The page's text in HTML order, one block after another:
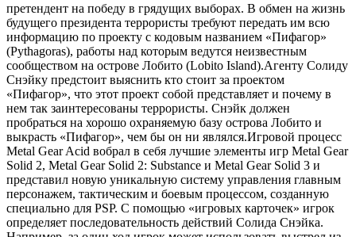
претендент на победу в грядущих выборах. В обмен на жизнь
будущего президента террористы требуют передать им всю
информацию по проекту с кодовым названием «Пифагор»
(Pythagoras), работы над которым ведутся неизвестным
сообществом на острове Лобито (Lobito Island).Агенту Солиду
Снэйку предстоит выяснить кто стоит за проектом
«Пифагор», что этот проект собой представляет и почему в
нем так заинтересованы террористы. Снэйк должен
пробраться на хорошо охраняемую базу острова Лобито и
выкрасть «Пифагор», чем бы он ни являлся.Игровой процесс
Metal Gear Acid вобрал в себя лучшие элементы игр Metal Gear
Solid 2, Metal Gear Solid 2: Substance и Metal Gear Solid 3 и
представил новую уникальную систему управления главным
персонажем, тактическим и боевым процессом, созданную
специально для PSP. С помощью «игровых карточек» игрок
определяет последовательность действий Солида Снэйка.